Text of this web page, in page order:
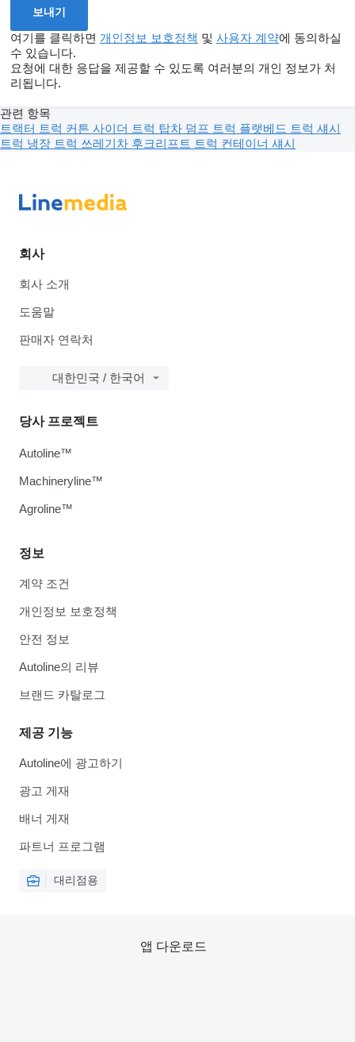
여기를 클릭하면 개인정보 보호정책 및 사용자 계약에 동의하실
수 있습니다.
요청에 대한 응답을 제공할 수 있도록 여러분의 개인 정보가 처
리됩니다.
관련 항목
트랙터 트럭 커튼 사이더 트럭 탑차 덤프 트럭 플랫베드 트럭 섀시
트럭 냉장 트럭 쓰레기차 후크리프트 트럭 컨테이너 섀시
회사
회사 소개
도움말
판매자 연락처
대한민국 / 한국어
정보
계약 조건
개인정보 보호정책
안전 정보
Autoline의 리뷰
브랜드 카탈로그
제공 기능
Autoline에 광고하기
광고 게재
배너 게재
파트너 프로그램
대리점용
당사 프로젝트
Autoline™
Machineryline™
Agroline™
앱 다운로드